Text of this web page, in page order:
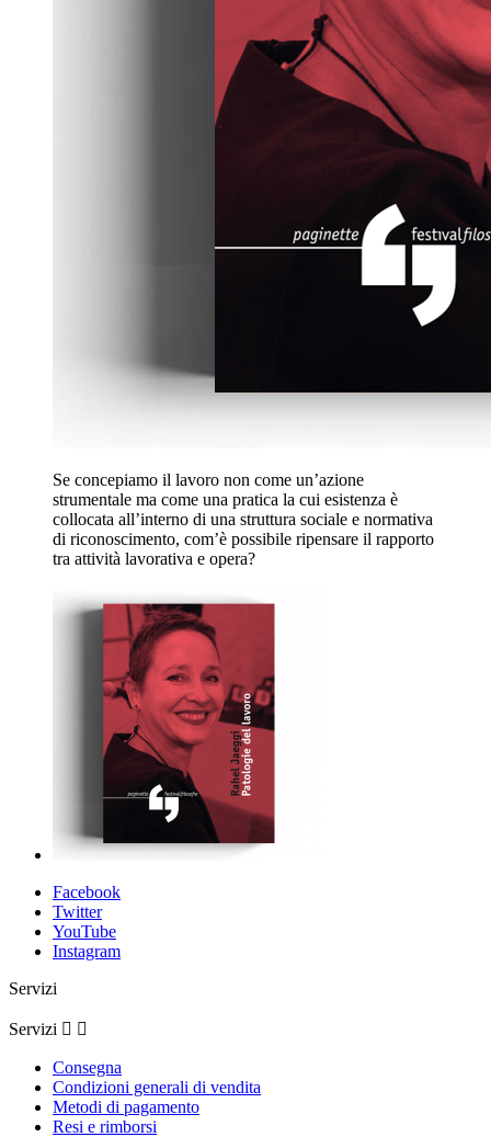
Se concepiamo il lavoro non come un’azione
strumentale ma come una pratica la cui esistenza è
collocata all’interno di una struttura sociale e normativa
di riconoscimento, com’è possibile ripensare il rapporto
tra attività lavorativa e opera?
Facebook
Twitter
YouTube
Instagram
Servizi
Servizi  
Consegna
Condizioni generali di vendita
Metodi di pagamento
Resi e rimborsi